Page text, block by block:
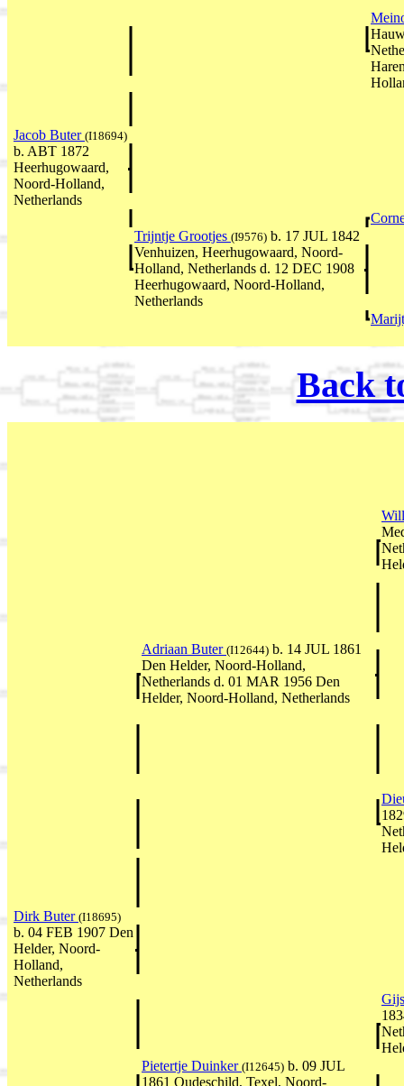
Jacob Buter (I18694)
b. ABT 1872
Heerhugowaard,
Noord-Holland,
Netherlands
Trijntje Grootjes (I9576) b. 17 JUL 1842
Venhuizen, Heerhugowaard, Noord-
Holland, Netherlands d. 12 DEC 1908
Heerhugowaard, Noord-Holland,
Netherlands
Back
Adriaan Buter (I12644) b. 14 JUL 1861
Den Helder, Noord-Holland,
Netherlands d. 01 MAR 1956 Den
Helder, Noord-Holland, Netherlands
Dirk Buter (I18695)
b. 04 FEB 1907 Den
Helder, Noord-
Holland,
Netherlands
Pietertje Duinker (I12645) b. 09 JUL
1861 Oudeschild, Texel, Noord-